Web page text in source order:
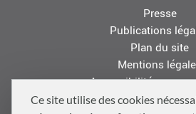
Ce site utilise des cookies
Presse
Publications
Plan du site
Mentions
Accessibilité : non
Les autres sites de la